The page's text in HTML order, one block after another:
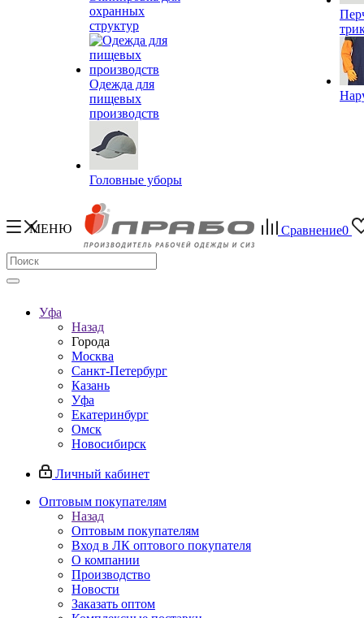
охранных
структур
Одежда для
пищевых
производств
Головные уборы
МЕНЮ Сравнение0
Уфа
Назад
Города
Москва
Санкт-Петербург
Казань
Уфа
Екатеринбург
Омск
Новосибирск
Личный кабинет
Оптовым покупателям
Назад
Оптовым покупателям
Вход в ЛК оптового покупателя
О компании
Производство
Новости
Заказать оптом